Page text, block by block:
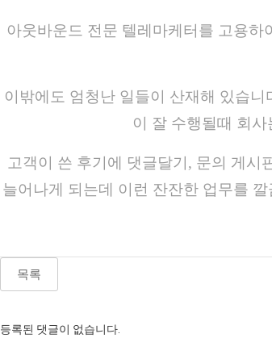
아웃바운드 전문 텔레마케터를 고용
이밖에도 엄청난 일들이 산재해 있습
이 잘 수행될때 회
고객이 쓴 후기에 댓글달기, 문의 게시
늘어나게 되는데 이런 잔잔한 업무를
목록
등록된 댓글이 없습니다.